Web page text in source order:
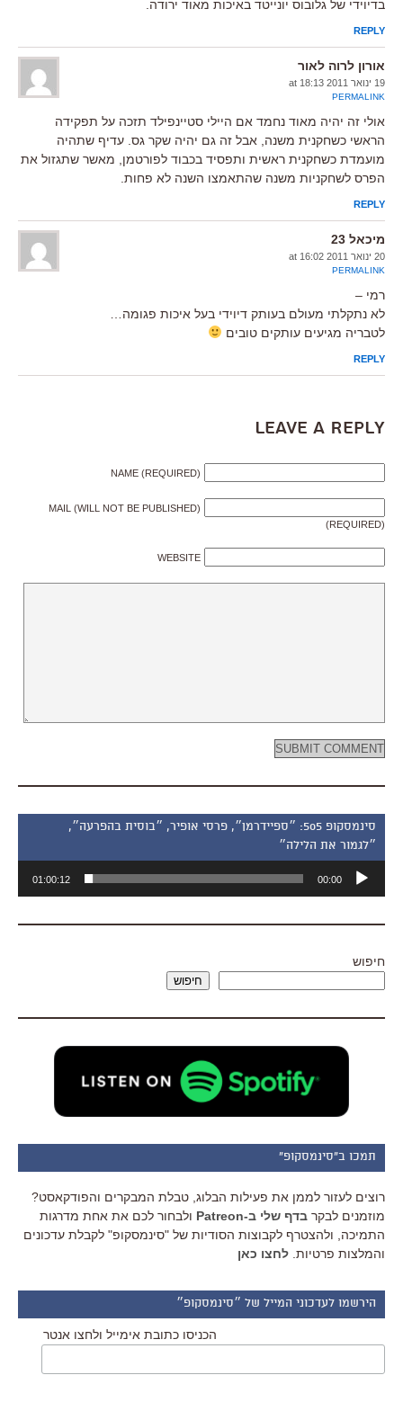
בדיוידי של גלובוס יונייטד באיכות מאוד ירודה.
REPLY
אורון לרוה לאור
19 ינואר 2011 at 18:13
PERMALINK
אולי זה יהיה מאוד נחמד אם היילי סטיינפילד תזכה על תפקידה
הראשי כשחקנית משנה, אבל זה גם יהיה שקר גס. עדיף שתהיה
מועמדת כשחקנית ראשית ותפסיד בכבוד לפורטמן, מאשר שתגזול את
הפרס לשחקניות משנה שהתאמצו השנה לא פחות.
REPLY
מיכאל 23
20 ינואר 2011 at 16:02
PERMALINK
רמי –
לא נתקלתי מעולם בעותק דיוידי בעל איכות פגומה…
לטבריה מגיעים עותקים טובים
REPLY
Leave a Reply
NAME (REQUIRED)
MAIL (WILL NOT BE PUBLISHED)
(REQUIRED)
WEBSITE
סינמסקופ 505: ״ספיידרמן״, פרסי אופיר, ״בוסית בהפרעה״,
״לגמור את הלילה״
אודיו
00:00
01:00:12
חיפוש
חיפוש
תמכו ב"סינמסקופ"
רוצים לעזור לממן את פעילות הבלוג, טבלת המבקרים והפודקאסט?
מוזמנים לבקר בדף שלי ב-Patreon
ולבחור לכם את אחת מדרגות
התמיכה, ולהצטרף לקבוצות הסודיות של "סינמסקופ" לקבלת עדכונים
והמלצות פרטיות. לחצו כאן
הירשמו לעדכוני המייל של ״סינמסקופ״
הכניסו כתובת אימייל ולחצו אנטר